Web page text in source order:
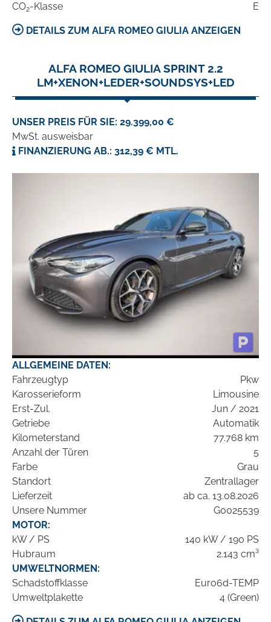
CO2-Klasse E
DETAILS ZUM ALFA ROMEO GIULIA ANZEIGEN
ALFA ROMEO GIULIA SPRINT 2.2
LM+XENON+LEDER+SOUNDSYS+LED
UNSER PREIS FÜR SIE: 29.399,00 €
MwSt. ausweisbar
FINANZIERUNG AB.: 312,39 € MTL.
ALLGEMEINE DATEN:
Fahrzeugtyp
Pkw
Karosserieform
Limousine
Erst-Zul.
Jun / 2021
Getriebe
Automatik
Kilometerstand
77.768 km
Anzahl der Türen
5
Farbe
Grau
Standort
Zentrallager
Lieferzeit
ab ca. 13.08.2026
Unsere Nummer
G0025539
MOTOR:
kW / PS
140 kW / 190 PS
Hubraum
2.143 cm³
UMWELTNORMEN:
Schadstoffklasse
Euro6d-TEMP
Umweltplakette
4 (Green)